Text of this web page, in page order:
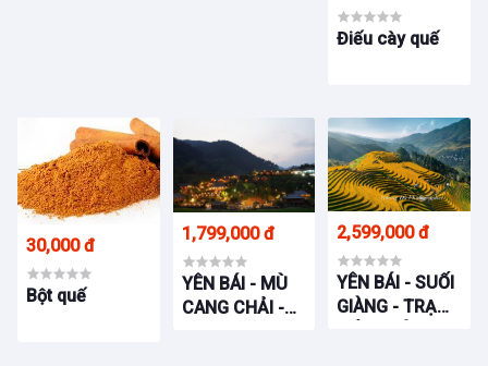
Điếu cày quế
30,000 đ
Bột quế
1,799,000 đ
YÊN BÁI - MÙ
CANG CHẢI -
2,599,000 đ
YÊN BÁI - SUỐI
GIÀNG - TRẠM